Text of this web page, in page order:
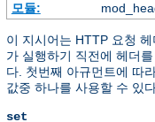
모듈:
이 지시어는 HTTP 요청
가 실행하기 직전에 헤더
다. 첫번째 아규먼트에 따
값중 하나를 사용할 수 있
set